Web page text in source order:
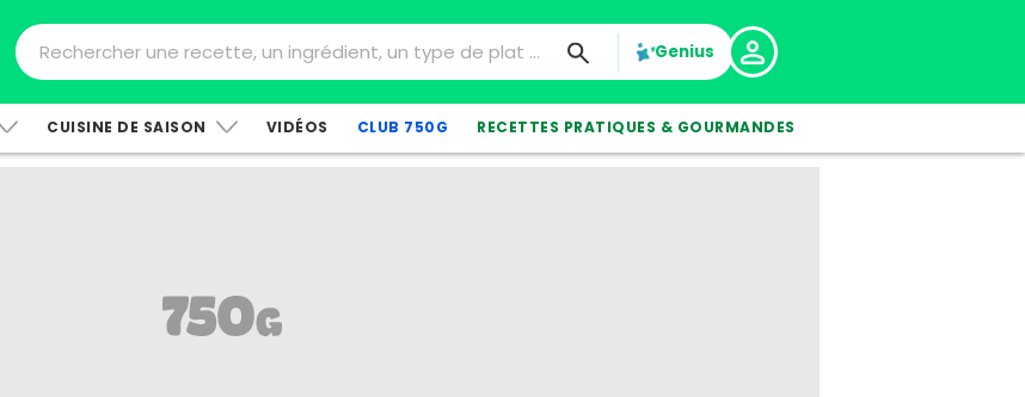
Genius
CUISINE DE SAISON VIDÉOS CLUB 750G RECETTES PRATIQUES & GOURMANDES